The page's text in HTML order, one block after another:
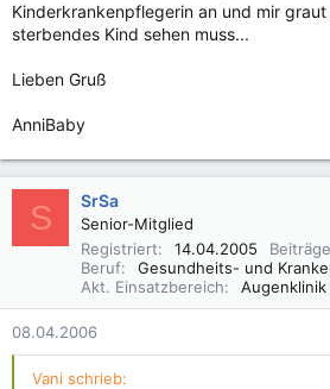
Kinderkrankenpflegerin an und mir
sterbendes Kind sehen muss...
Lieben Gruß
AnniBaby
S SrSa
Senior-Mitglied
Registriert
14.04.2005 Beiträge
Beruf
Gesundheits- und
Akt. Einsatzbereich
Augenklinik
08.04.2006
Vani schrieb: